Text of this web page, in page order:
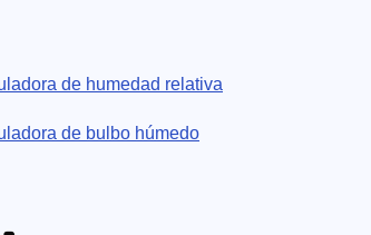
de humedad relativa
de bulbo húmedo